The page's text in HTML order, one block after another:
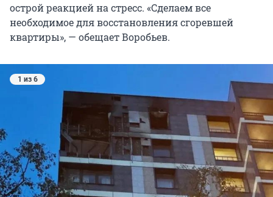
острой реакцией на стресс. «Сделаем все
необходимое для восстановления сгоревшей
квартиры», — обещает Воробьев.
1 из 6